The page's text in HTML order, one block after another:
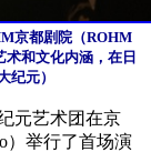
京都剧院（ROHM
和文化内涵，在日
纪元）
元艺术团在京
）举行了首场演